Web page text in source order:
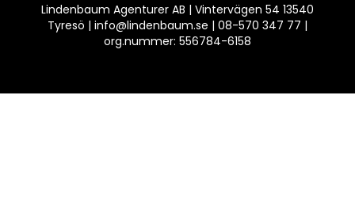
Lindenbaum Agenturer AB | Vintervägen 54 13540
Tyresö | info@lindenbaum.se | 08-570 347 77 |
org.nummer: 556784-6158